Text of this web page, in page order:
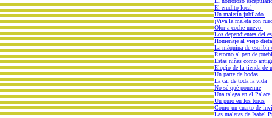
El erudito local
Un maletín jubilado
¡Viva la maleta con
Olor a coche nuevo
Los dependientes del
Homenaje al viejo
La máquina de
Retorno al pan de
Estas niñas como
Elogio de la tienda de
Un parte de bodas
La cal de toda la vida
No sé qué ponerme
Una talega en el Palace
Un puro en los toros
Como un cuarto de
Las maletas de Isabel